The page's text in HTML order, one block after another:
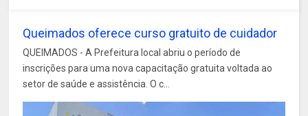
Queimados oferece curso gratuito de cuidador
QUEIMADOS - A Prefeitura local abriu o período de
inscrições para uma nova capacitação gratuita voltada ao
setor de saúde e assistência. O c...